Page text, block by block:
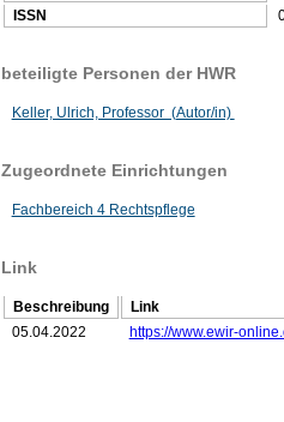
ISSN
beteiligte Personen der HWR
Keller, Ulrich, Professor (Autor/in)
Zugeordnete Einrichtungen
Fachbereich 4 Rechtspflege
Link
Beschreibung
Link
05.04.2022
https://www.ewir-